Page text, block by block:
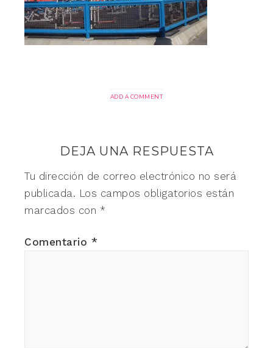
ADD A COMMENT
DEJA UNA RESPUESTA
Tu dirección de correo electrónico no será
publicada. Los campos obligatorios están
marcados con *
Comentario *